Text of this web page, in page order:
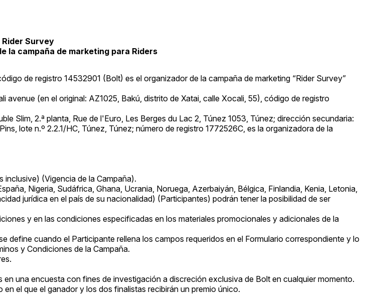
Rider Survey
la campaña de marketing para Riders
de registro 14532901 (Bolt) es el organizador de la campaña de marketing “Rider Survey”
(en el original: AZ1025, Bakú, distrito de Xatai, calle Xocali, 55), código de registro
Slim, 2.ª planta, Rue de l'Euro, Les Berges du Lac 2, Túnez 1053, Túnez; dirección secundaria:
lote n.º 2.2.1/HC, Túnez, Túnez; número de registro 1772526C, es la organizadora de la
(Vigencia de la Campaña).
Nigeria, Sudáfrica, Ghana, Ucrania, Noruega, Azerbaiyán, Bélgica, Finlandia, Kenia, Letonia,
jurídica en el país de su nacionalidad) (Participantes) podrán tener la posibilidad de ser
y en las condiciones especificadas en los materiales promocionales y adicionales de la
define cuando el Participante rellena los campos requeridos en el Formulario correspondiente y lo
y Condiciones de la Campaña.
una encuesta con fines de investigación a discreción exclusiva de Bolt en cualquier momento.
el que el ganador y los dos finalistas recibirán un premio único.